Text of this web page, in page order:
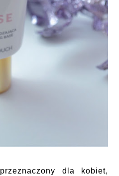
dla kobiet,